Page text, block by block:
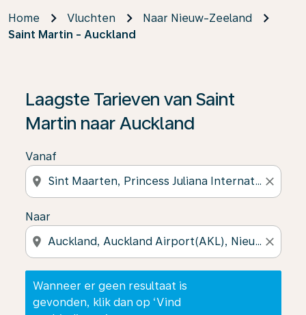
Home Vluchten
Naar Nieuw-Zeeland
Saint Martin - Auckland
Laagste Tarieven van Saint
Martin naar Auckland
Vanaf
location_on close
Naar
location_on close
Wanneer er geen resultaat is
gevonden, klik dan op ‘Vind
Wanneer er geen resultaat is gevonden, klik dan op